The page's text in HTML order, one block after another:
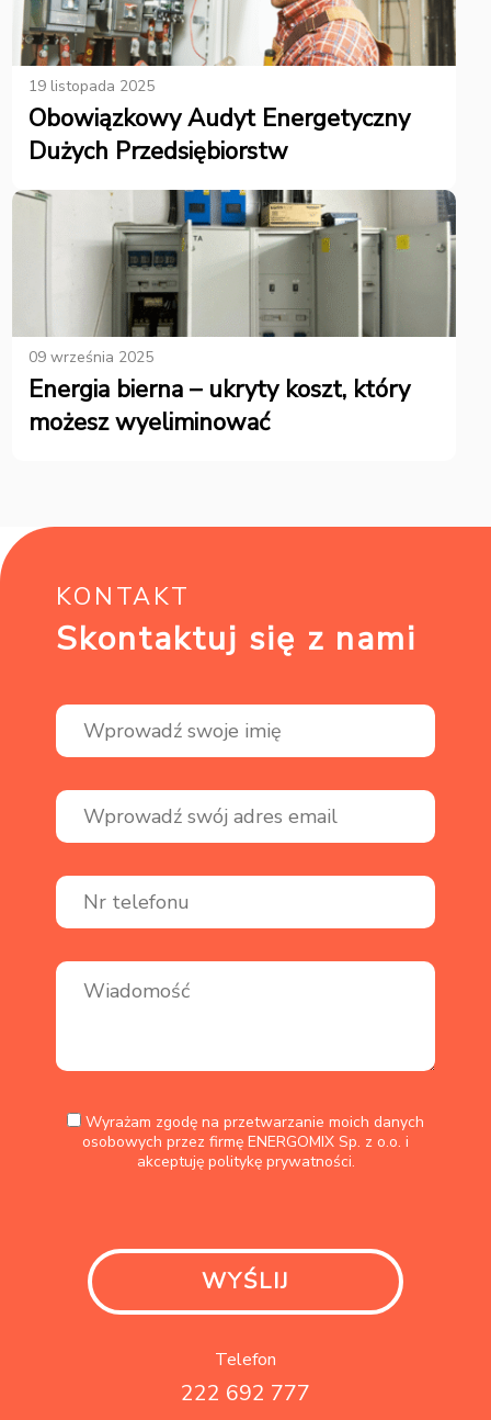
19 listopada 2025
Obowiązkowy Audyt Energetyczny
Dużych Przedsiębiorstw
09 września 2025
Energia bierna – ukryty koszt, który
możesz wyeliminować
KONTAKT
Skontaktuj się z nami
Wyrażam zgodę na przetwarzanie moich danych
osobowych przez firmę ENERGOMIX Sp. z o.o. i
akceptuję politykę prywatności.
Telefon
222 692 777